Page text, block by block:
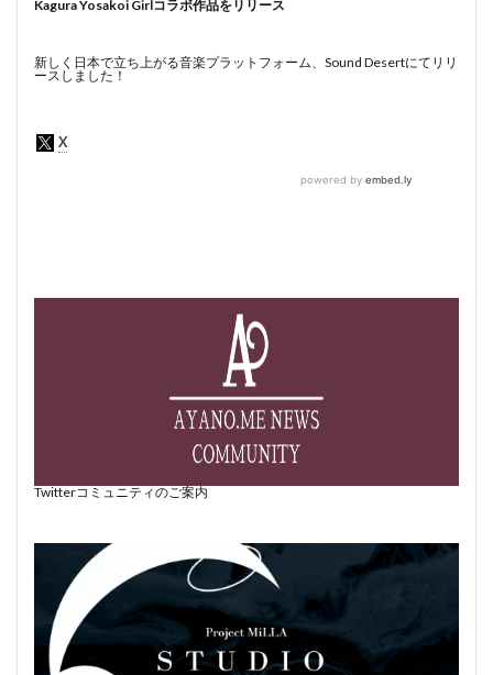
Kagura Yosakoi Girlコラボ作品をリリース
新しく日本で立ち上がる音楽プラットフォーム、Sound Desertにてリリ
ースしました！
Twitterコミュニティのご案内